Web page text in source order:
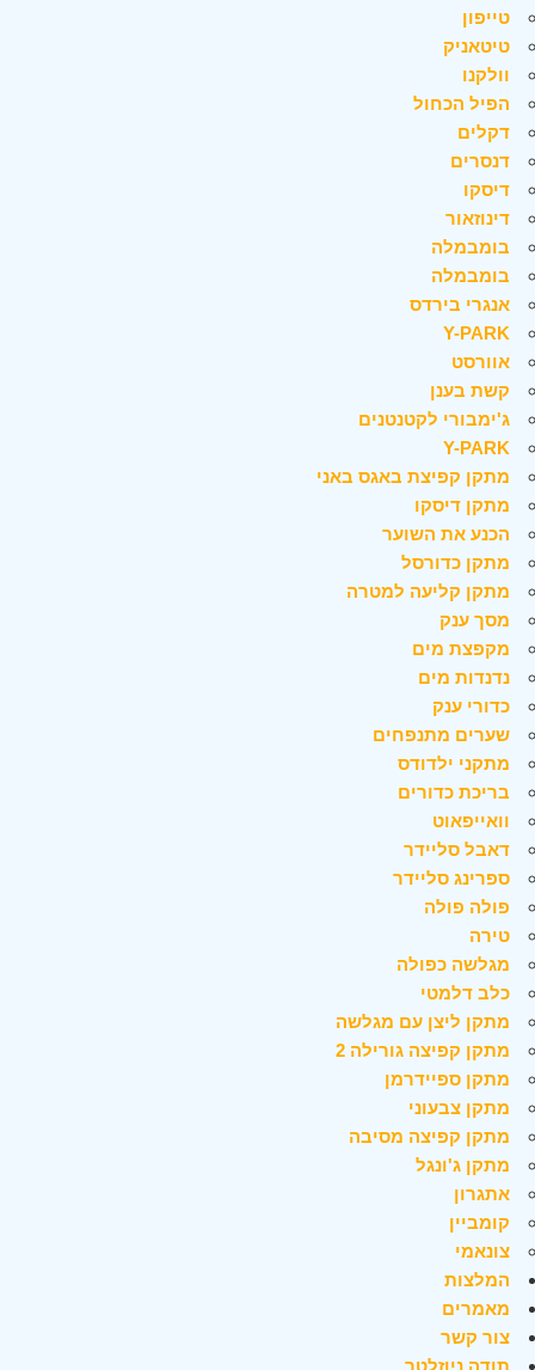
טייפון
טיטאניק
וולקנו
הפיל הכחול
דקלים
דנסרים
דיסקו
דינוזאור
בומבמלה
בומבמלה
אנגרי בירדס
Y-PARK
אוורסט
קשת בענן
ג'ימבורי לקטנטנים
Y-PARK
מתקן קפיצת באגס באני
מתקן דיסקו
הכנע את השוער
מתקן כדורסל
מתקן קליעה למטרה
מסך ענק
מקפצת מים
נדנדות מים
כדורי ענק
שערים מתנפחים
מתקני ילדודס
בריכת כדורים
וואייפאוט
דאבל סליידר
ספרינג סליידר
פולה פולה
טירה
מגלשה כפולה
כלב דלמטי
מתקן ליצן עם מגלשה
מתקן קפיצה גורילה 2
מתקן ספיידרמן
מתקן צבעוני
מתקן קפיצה מסיבה
מתקן ג'ונגל
אתגרון
קומביין
צונאמי
המלצות
מאמרים
צור קשר
תודה ניוזלטר